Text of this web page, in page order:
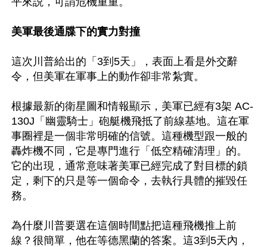
美軍最後通牒下的實力對撞
這次川普給出的「3到5天」，表面上看是外交辭
令，但美軍在軍事上的動作卻非常紮實。
根據最新的衛星圖和情報顯示，美軍已經有3架 AC-
130J「幽靈騎士」砲艇機飛抵了前線基地。這在軍
事圈裡是一個非常明確的信號。這種機型跟一般的
轟炸機不同，它是專門進行「低空精確清理」的。
它的出現，通常意味著美軍已經完成了對目標的鎖
定，剩下的只是等一個命令，去執行具體的摧毀任
務。
為什麼川普要選在這個時間點把這種飛機推上前
線？很簡單，他在等德黑蘭的答案。這3到5天內，